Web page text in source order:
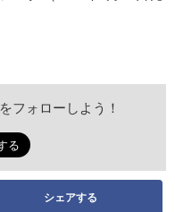
をフォローしよう！
シェアする